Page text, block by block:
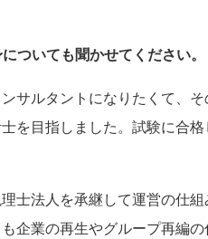
ついても聞かせてください。
サルタントになりたくて、
を目指しました。試験に合
士法人を承継して運営の仕
企業の再生やグループ再編